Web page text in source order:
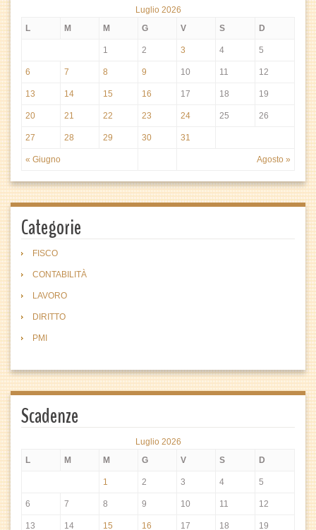
Luglio 2026
L
M M G V S D
« Giugno Agosto »
1 2 3 4 5
6 7 8 9 10 11 12
13 14 15 16 17 18 19
20 21 22 23 24 25 26
27 28 29 30 31
Categorie
FISCO
CONTABILITÀ
LAVORO
DIRITTO
PMI
Scadenze
Luglio 2026
L
M M G V S D
1 2 3 4 5
6 7 8 9 10 11 12
13 14 15 16 17 18 19